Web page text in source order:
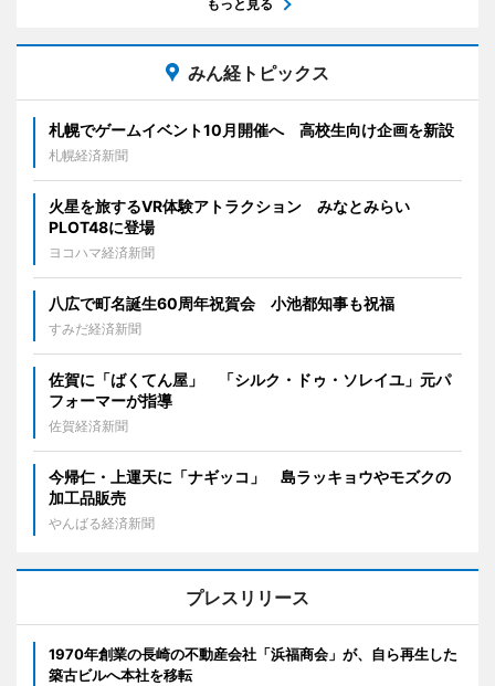
もっと見る
みん経トピックス
札幌でゲームイベント10月開催へ 高校生向け企画を新設
札幌経済新聞
火星を旅するVR体験アトラクション みなとみらい
PLOT48に登場
ヨコハマ経済新聞
八広で町名誕生60周年祝賀会 小池都知事も祝福
すみだ経済新聞
佐賀に「ばくてん屋」 「シルク・ドゥ・ソレイユ」元パ
フォーマーが指導
佐賀経済新聞
今帰仁・上運天に「ナギッコ」 島ラッキョウやモズクの
加工品販売
やんばる経済新聞
プレスリリース
1970年創業の長崎の不動産会社「浜福商会」が、自ら再生した
築古ビルへ本社を移転